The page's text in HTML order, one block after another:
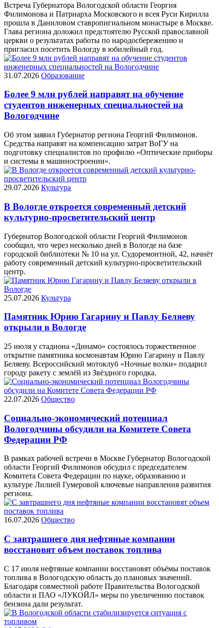
Встреча Губернатора Вологодской области Георгия
Филимонова и Патриарха Московского и всея Руси Кирилла
прошла в Даниловом ставропигиальном монастыре в Москве.
Глава региона доложил предстоятелю Русской православной
церкви о результатах работы по народосбережению и
пригласил посетить Вологду в юбилейный год.
31.07.2026 Образование
Более 9 млн рублей направят на обучение
студентов инженерных специальностей на
Вологодчине
Об этом заявил Губернатор региона Георгий Филимонов.
Средства направят на компенсацию затрат ВоГУ на
подготовку специалистов по профилю «Оптические приборы
и системы в машиностроении».
29.07.2026 Культура
В Вологде откроется современный детский
культурно-просветительский центр
Губернатор Вологодской области Георгий Филимонов
сообщил, что через несколько дней в Вологде на базе
городской библиотеки № 10 на ул. Судоремонтной, 42, начнёт
работу современный детский культурно-просветительский
центр.
25.07.2026 Культура
Памятник Юрию Гагарину и Павлу Беляеву
открыли в Вологде
25 июля у стадиона «Динамо» состоялось торжественное
открытие памятника космонавтам Юрию Гагарину и Павлу
Беляеву. Всероссийский мотоклуб «Ночные волки» подарил
городу ракету с землёй из Звёздного городка.
22.07.2026 Общество
Социально-экономический потенциал
Вологодчины обсудили на Комитете Совета
Федерации РФ
В рамках рабочей встречи в Москве Губернатор Вологодской
области Георгий Филимонов обсудил с председателем
Комитета Совета Федерации по науке, образованию и
культуре Лилией Гумеровой ключевые направления развития
региона.
16.07.2026 Общество
С завтрашнего дня нефтяные компании
восстановят объем поставок топлива
С 17 июля нефтяные компании восстановят объёмы поставок
топлива в Вологодскую область до плановых значений.
Благодаря совместной работе Правительства Вологодской
области и ПАО «ЛУКОЙЛ» меры по увеличению поставок
бензина дали результат.